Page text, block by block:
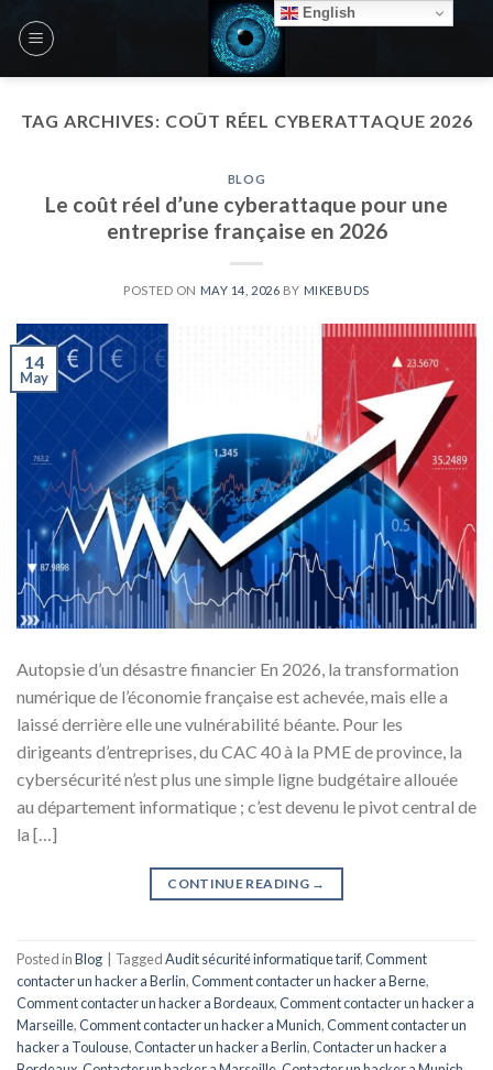
TAG ARCHIVES: COÛT RÉEL CYBERATTAQUE 2026
BLOG
Le coût réel d’une cyberattaque pour une
entreprise française en 2026
POSTED ON MAY 14, 2026 BY MIKEBUDS
14
May
Autopsie d’un désastre financier En 2026, la transformation
numérique de l’économie française est achevée, mais elle a
laissé derrière elle une vulnérabilité béante. Pour les
dirigeants d’entreprises, du CAC 40 à la PME de province, la
cybersécurité n’est plus une simple ligne budgétaire allouée
au département informatique ; c’est devenu le pivot central de
la […]
CONTINUE READING →
Posted inBlog TaggedAudit sécurité informatique tarif,Comment
contacter un hacker a Berlin,Comment contacter un hacker a Berne,
Comment contacter un hacker a Bordeaux,Comment contacter un hacker a
Marseille,Comment contacter un hacker a Munich,Comment contacter un
hacker a Toulouse,Contacter un hacker a Berlin,Contacter un hacker a
English